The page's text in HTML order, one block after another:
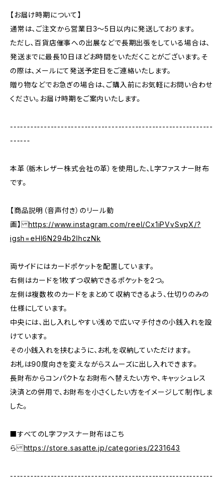
【お届け時期について】
通常は、ご注文から営業日3〜5日以内に発送しております。
ただし、百貨店催事への出展などで長期出張をしている場合は、
発送までに最長10日ほどお時間をいただくことがございます。そ
の際は、メールにて発送予定日をご連絡いたします。
贈り物などでお急ぎの場合は、ご購入前にお気軽にお問い合わせ
ください。お届け時期をご案内いたします。
------------------------------------------------------------
------
本革（栃木レザー株式会社の革）を使用した、L字ファスナー財布
です。
【商品説明（音声付き）のリール動
画】https://www.instagram.com/reel/Cx1iPVvSvpX/?
igsh=eHl6N294b2lhczNk
両サイドにはカードポケットを配置しています。
右側はカードを1枚ずつ収納できるポケットを2つ。
左側は複数枚のカードをまとめて収納できるよう、仕切りのみの
仕様にしています。
中央には、出し入れしやすい浅めで広いマチ付きの小銭入れを設
けています。
その小銭入れを挟むように、お札を収納していただけます。
お札は90度向きを変えながらスムーズに出し入れできます。
長財布からコンパクトなお財布へ替えたい方や、キャッシュレス
決済との併用で、お財布を小さくしたい方をイメージして制作しま
した。
■すべてのL字ファスナー財布はこち
らhttps://store.sasatte.jp/categories/2231643